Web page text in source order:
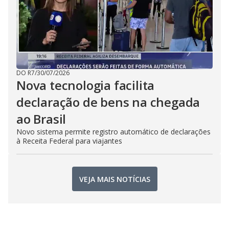
DO R7/30/07/2026
Nova tecnologia facilita
declaração de bens na chegada
ao Brasil
Novo sistema permite registro automático de declarações
à Receita Federal para viajantes
VEJA MAIS NOTÍCIAS